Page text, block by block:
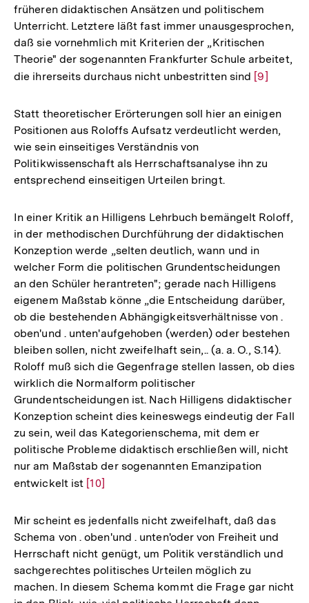
Auflösung
der
Fußnote
früheren didaktischen Ansätzen und politischem
Unterricht. Letztere läßt fast immer unausgesprochen,
daß sie vornehmlich mit Kriterien der „Kritischen
Theorie" der sogenannten Frankfurter Schule arbeitet,
die ihrerseits durchaus nicht unbestritten sind Zur
der
Fußnote
[9]
Statt theoretischer Erörterungen soll hier an einigen
Positionen aus Roloffs Aufsatz verdeutlicht werden,
wie sein einseitiges Verständnis von
Politikwissenschaft als Herrschaftsanalyse ihn zu
entsprechend einseitigen Urteilen bringt.
In einer Kritik an Hilligens Lehrbuch bemängelt Roloff,
in der methodischen Durchführung der didaktischen
Konzeption werde „selten deutlich, wann und in
welcher Form die politischen Grundentscheidungen
an den Schüler herantreten"; gerade nach Hilligens
eigenem Maßstab könne „die Entscheidung darüber,
ob die bestehenden Abhängigkeitsverhältnisse von .
oben'und . unten'aufgehoben (werden) oder bestehen
bleiben sollen, nicht zweifelhaft sein,.. (a. a. O., S.14).
Roloff muß sich die Gegenfrage stellen lassen, ob dies
wirklich die Normalform politischer
Grundentscheidungen ist. Nach Hilligens didaktischer
Konzeption scheint dies keineswegs eindeutig der Fall
zu sein, weil das Kategorienschema, mit dem er
politische Probleme didaktisch erschließen will, nicht
nur am Maßstab der sogenannten Emanzipation
entwickelt ist Zur
der
Fußnote
[10]
Mir scheint es jedenfalls nicht zweifelhaft, daß das
Schema von . oben'und . unten'oder von Freiheit und
Herrschaft nicht genügt, um Politik verständlich und
sachgerechtes politisches Urteilen möglich zu
machen. In diesem Schema kommt die Frage gar nicht